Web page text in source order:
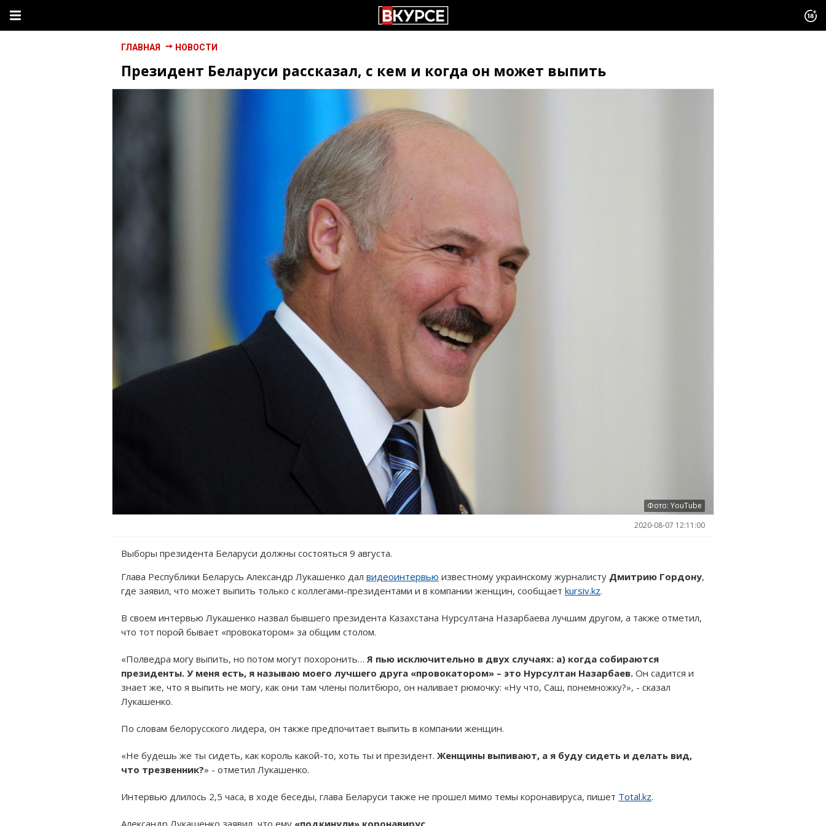
ГЛАВНАЯ НОВОСТИ
Президент Беларуси рассказал, с кем и когда он может выпить
Фото: YouTube
2020-08-07 12:11:00
Выборы президента Беларуси должны состояться 9 августа.
Глава Республики Беларусь Александр Лукашенко дал видеоинтервью известному украинскому журналисту Дмитрию Гордону,
где заявил, что может выпить только с коллегами-президентами и в компании женщин, сообщает kursiv.kz.
В своем интервью Лукашенко назвал бывшего президента Казахстана Нурсултана Назарбаева лучшим другом, а также отметил,
что тот порой бывает «провокатором» за общим столом.
«Полведра могу выпить, но потом могут похоронить… Я пью исключительно в двух случаях: а) когда собираются
президенты. У меня есть, я называю моего лучшего друга «провокатором» – это Нурсултан Назарбаев. Он садится и
знает же, что я выпить не могу, как они там члены политбюро, он наливает рюмочку: «Ну что, Саш, понемножку?», - сказал
Лукашенко.
По словам белорусского лидера, он также предпочитает выпить в компании женщин.
«Не будешь же ты сидеть, как король какой-то, хоть ты и президент. Женщины выпивают, а я буду сидеть и делать вид,
что трезвенник?» - отметил Лукашенко.
Интервью длилось 2,5 часа, в ходе беседы, глава Беларуси также не прошел мимо темы коронавируса, пишет Total.kz.